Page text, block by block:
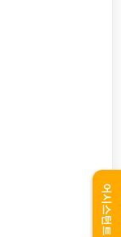
어시스턴트